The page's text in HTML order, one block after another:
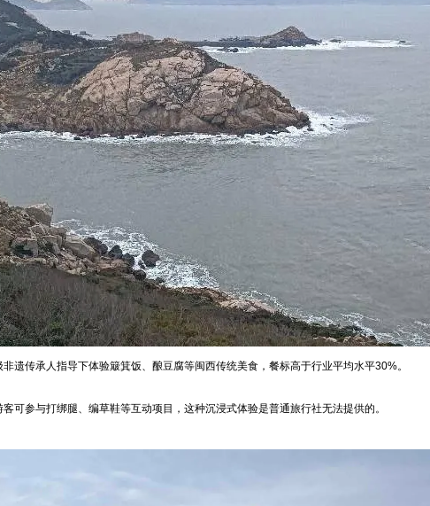
遗传承人指导下体验簸箕饭、酿豆腐等闽西传统美食，餐标高于行业平均水平30%。
可参与打绑腿、编草鞋等互动项目，这种沉浸式体验是普通旅行社无法提供的。